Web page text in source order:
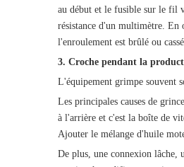
au début et le fusible sur le fil
résistance d'un multimètre.
l'enroulement est brûlé ou
3. Croche pendant la
L'équipement grimpe souvent
Les principales causes de
à l'arrière et c'est la boîte de
Ajouter le mélange d'huile
De plus, une connexion lâche,